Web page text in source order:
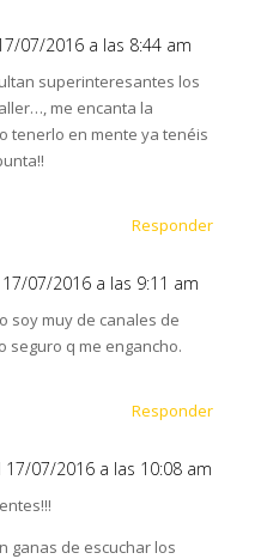
07/2016 a las 8:44 am
superinteresantes los
me encanta la
tenerlo en mente ya tenéis
Responder
07/2016 a las 9:11 am
soy muy de canales de
seguro q me engancho.
Responder
17/07/2016 a las 10:08 am
ganas de escuchar los